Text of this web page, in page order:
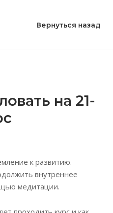
Вернуться назад
на 21-
к развитию.
внутреннее
медитации.